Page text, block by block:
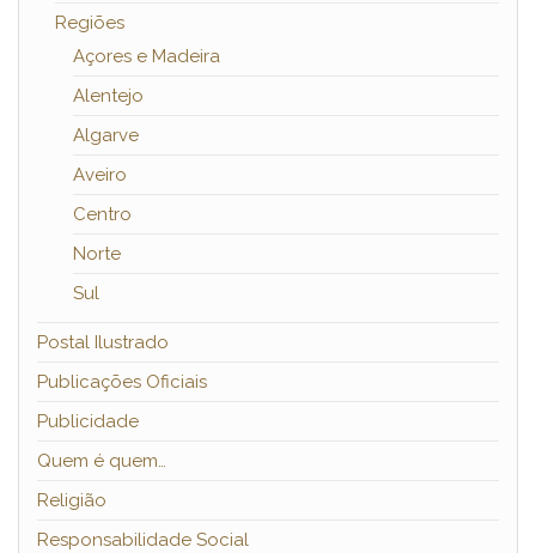
Regiões
Açores e Madeira
Alentejo
Algarve
Aveiro
Centro
Norte
Sul
Postal Ilustrado
Publicações Oficiais
Publicidade
Quem é quem…
Religião
Responsabilidade Social